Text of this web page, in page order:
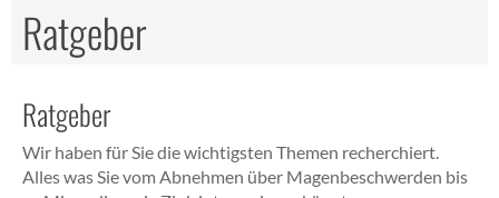
Ratgeber
Ratgeber
Wir haben für Sie die wichtigsten Themen recherchiert.
Alles was Sie vom Abnehmen über Magenbeschwerden bis